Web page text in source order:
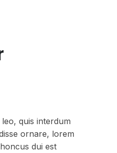
quis interdum
ornare, lorem
dui est